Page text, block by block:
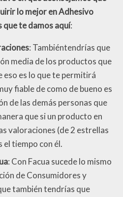
lo mejor en Adhesivo
te damos aquí:
: Tambiéntendrías que
media de los productos que
eso es lo que te permitirá
fiable de como de bueno es
de las demás personas que
que si un producto en
valoraciones (de 2 estrellas
el tiempo con él.
: Con Facua sucede lo mismo
de Consumidores y
también tendrías que